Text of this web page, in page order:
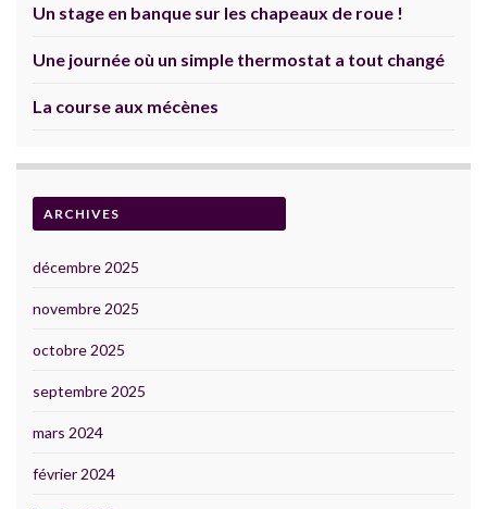
Un stage en banque sur les chapeaux de roue !
Une journée où un simple thermostat a tout changé
La course aux mécènes
ARCHIVES
décembre 2025
novembre 2025
octobre 2025
septembre 2025
mars 2024
février 2024